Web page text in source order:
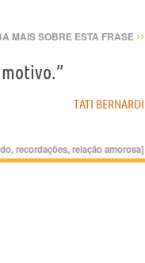
MAIS SOBRE ESTA FRASE ››
motivo.”
TATI BERNARDI
,recordações,relação amorosa]